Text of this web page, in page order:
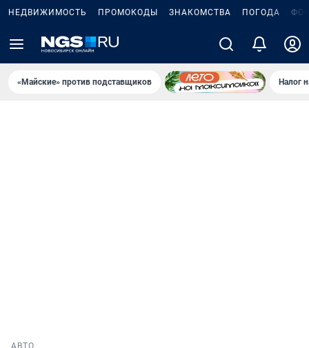
НЕДВИЖИМОСТЬ ПРОМОКОДЫ ЗНАКОМСТВА ПОГОДА
«Майские» против подставщиков Налог
АВТО